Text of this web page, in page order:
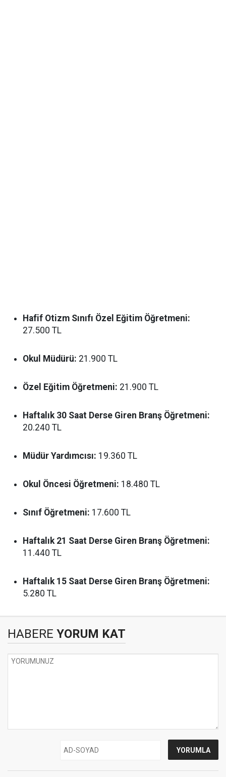
Hafif Otizm Sınıfı Özel Eğitim Öğretmeni:
27.500 TL
Okul Müdürü: 21.900 TL
Özel Eğitim Öğretmeni: 21.900 TL
Haftalık 30 Saat Derse Giren Branş Öğretmeni:
20.240 TL
Müdür Yardımcısı: 19.360 TL
Okul Öncesi Öğretmeni: 18.480 TL
Sınıf Öğretmeni: 17.600 TL
Haftalık 21 Saat Derse Giren Branş Öğretmeni:
11.440 TL
Haftalık 15 Saat Derse Giren Branş Öğretmeni:
5.280 TL
HABERE YORUM KAT